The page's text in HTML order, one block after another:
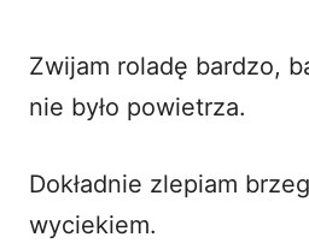
Zwijam roladę bardzo,
nie było powietrza.
Dokładnie zlepiam
wyciekiem.